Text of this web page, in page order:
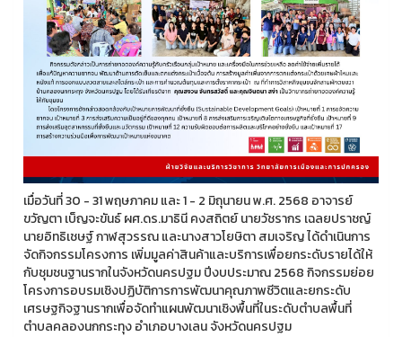
เมื่อวันที่ 30 - 31 พฤษภาคม และ 1 - 2 มิถุนายน พ.ศ. 2568 อาจารย์
ขวัญตา เบ็ญจะขันธ์ ผศ.ดร.มาธินี คงสถิตย์ นายวัชรากร เฉลยปราชญ์
นายอิทธิเชษฐ์ กาฬสุวรรณ และนางสาวโยษิตา สมเจริญ ได้ดำเนินการ
จัดกิจกรรมโครงการ เพิ่มมูลค่าสินค้าและบริการเพื่อยกระดับรายได้ให้
กับชุมชนฐานรากในจังหวัดนครปฐม ปีงบประมาณ 2568 กิจกรรมย่อย
โครงการอบรมเชิงปฏิบัติการการพัฒนาคุณภาพชีวิตและยกระดับ
เศรษฐกิจฐานรากเพื่อจัดทำแผนพัฒนาเชิงพื้นที่ในระดับตำบลพื้นที่
ตำบลคลองนกกระทุง อำเภอบางเลน จังหวัดนครปฐม